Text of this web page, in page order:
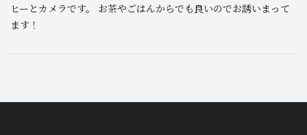
ヒーとカメラです。 お茶やごはんからでも良いのでお誘いまって
ます！